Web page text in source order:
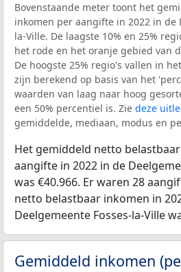
Bovenstaande meter toont het
inkomen per aangifte in 2022 in de
la-Ville. De laagste 10% en 25%
het rode en het oranje gebied van
De hoogste 25% regio's vallen in
zijn berekend op basis van het
waarden van laag naar hoog
een 50% percentiel is. Zie deze
gemiddelde, mediaan, modus en
Het gemiddeld netto
aangifte in 2022 in de
was €40.966. Er waren 28
netto belastbaar inkomen in
Deelgemeente Fosses-la-Ville
Gemiddeld inkomen